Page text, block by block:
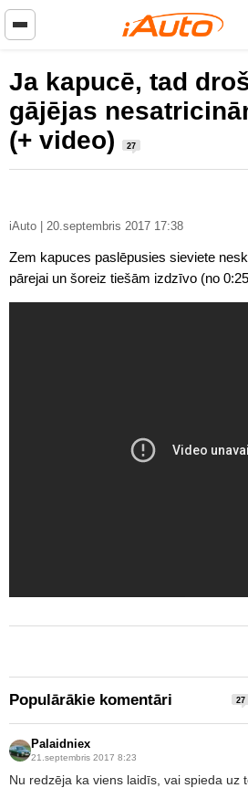
Ja kapucē, tad
gājējas
(+ video)
27
iAuto | 20.septembris 2017 17:38
Zem kapuces paslēpusies sieviete
pārejai un šoreiz tiešām izdzīvo (no
Populārākie komentāri 27
Palaidniex
21.septembris 2017 8:23
Nu redzēja ka viens laidīs, vai spieda uz